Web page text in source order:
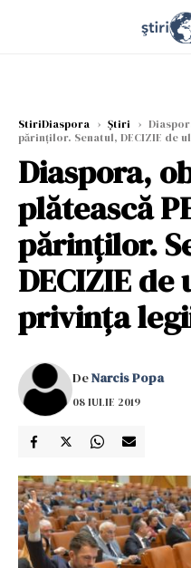
StiriDiaspora › Știri ›
părinților. Senatul, DECIZIE de
Diaspora,
plătească
părinților.
DECIZIE
privința
DeNarcis Popa
08 IULIE 2019